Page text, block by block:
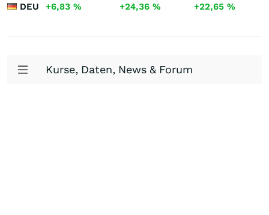
DEU +6,83 % +24,36% +22,65 %
Kurse, Daten, News & Forum